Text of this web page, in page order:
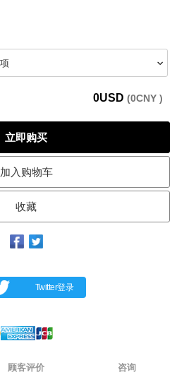
0USD (0CNY )
立即购买
加入购物车
收藏
Twitter登录
顾客评价 咨询